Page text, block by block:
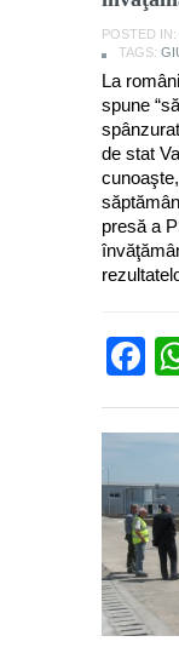
POSTED IN:
TAGS:
La
spune
de stat
presă a